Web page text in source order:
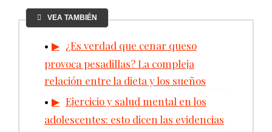
VEA TAMBIÉN
¿Es verdad que cenar queso
provoca pesadillas? La compleja
relación entre la dieta y los sueños
Ejercicio y salud mental en los
adolescentes: esto dicen las evidencias